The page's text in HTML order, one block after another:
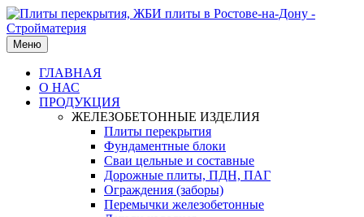
Меню
ГЛАВНАЯ
О НАС
ПРОДУКЦИЯ
ЖЕЛЕЗОБЕТОННЫЕ ИЗДЕЛИЯ
Плиты перекрытия
Фундаментные блоки
Сваи цельные и составные
Дорожные плиты, ПДН, ПАГ
Ограждения (заборы)
Перемычки железобетонные